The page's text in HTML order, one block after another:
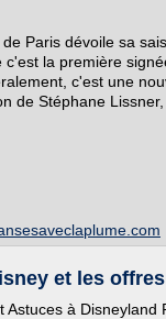
Paris dévoile sa
c'est la première
c'est une
de Stéphane
et les
Astuces à